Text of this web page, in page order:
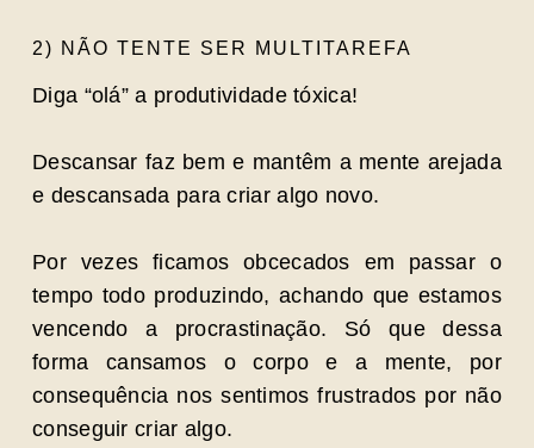
2) NÃO TENTE SER MULTITAREFA
Diga “olá” a produtividade tóxica!
Descansar faz bem e mantêm a mente arejada
e descansada para criar algo novo.
Por vezes ficamos obcecados em passar o
tempo todo produzindo, achando que estamos
vencendo a procrastinação. Só que dessa
forma cansamos o corpo e a mente, por
consequência nos sentimos frustrados por não
conseguir criar algo.